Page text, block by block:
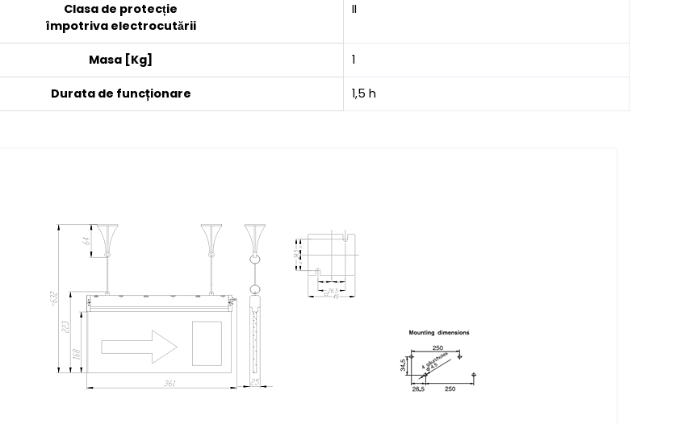
Clasa de protecție
împotriva electrocutării
II
Masa [Kg] 1
Durata de funcționare 1,5 h